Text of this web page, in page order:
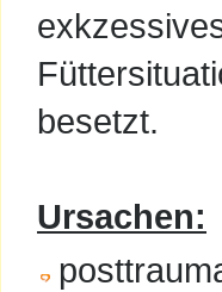
besetzt.
Ursachen: